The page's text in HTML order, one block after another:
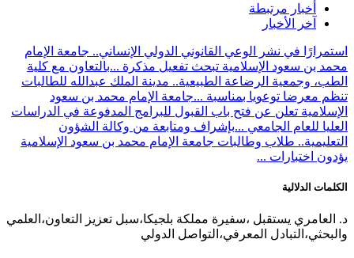
أخبار مرتبطة
آخر الأخبار
استمرارًا في نشر الوعي القانوني الدولي الإنساني.. جامعة الإمام
محمد بن سعود الإسلامية تبحث تفعيل مذكرة ...بالتعاون مع كلية
الطب، وجمعية الرضاعة الطبيعية.. مدينة الملك عبدالله للطالبات
تنظم معرضا توعويا بمناسبة ...جامعة الإمام محمد بن سعود
الإسلامية تعلن عن فتح باب القبول للبرامج المدفوعة في الدراسات
العليا للعام الجامعي ...بإشراف ومتابعة من وكالة الشؤون
التعليمية.. طلاب وطالبات جامعة الإمام محمد بن سعود الإسلامية
يؤدون اختبارات ...
الكلمات الدلالية
د. العامري يستقبل ،سفيرة مملكة بلجيكا،سبل تعزيز التعاون،العلمي
والبحثي،التبادل المعرفي،التواصل الدولي